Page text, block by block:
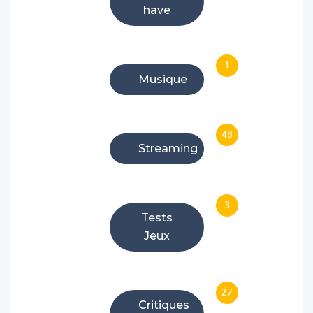
have
Musique
1
Streaming
48
Tests
Jeux
3
Critiques
27